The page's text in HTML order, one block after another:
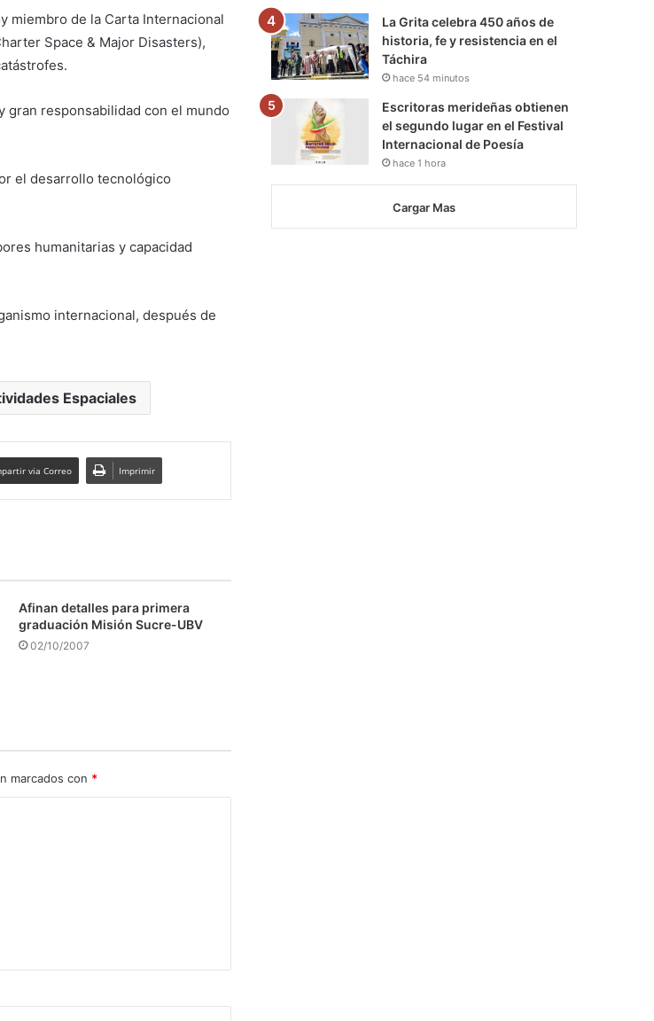
miembro de la Carta Internacional
Space & Major Disasters),
gran responsabilidad con el mundo
el desarrollo tecnológico
humanitarias y capacidad
internacional, después de
Espaciales
via Correo Imprimir
Afinan detalles para primera
graduación Misión Sucre-UBV
02/10/2007
marcados con *
La Grita celebra 450 años de
historia, fe y resistencia en el
Táchira
hace 54 minutos
Escritoras merideñas obtienen
el segundo lugar en el Festival
Internacional de Poesía
hace 1 hora
Cargar Mas